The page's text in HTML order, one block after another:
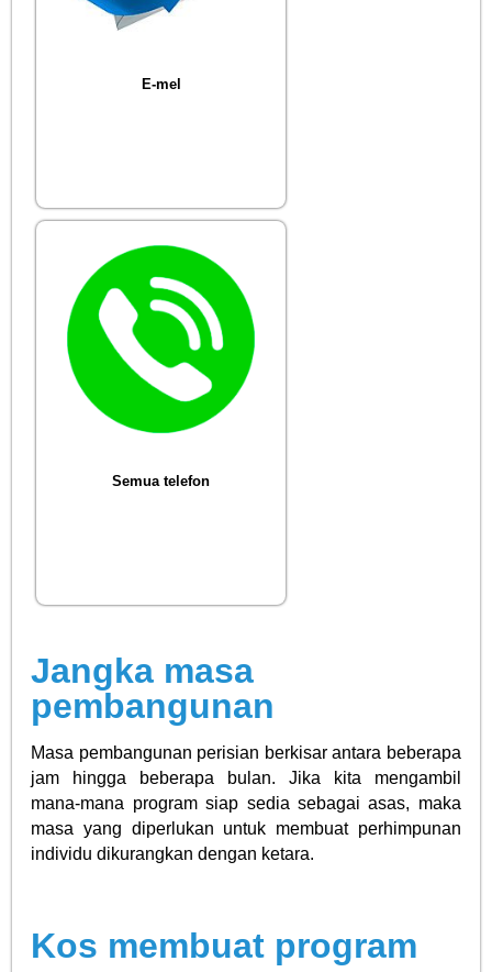
E-mel
Semua telefon
Jangka masa
pembangunan
Masa pembangunan perisian berkisar antara beberapa
jam hingga beberapa bulan. Jika kita mengambil
mana-mana program siap sedia sebagai asas, maka
masa yang diperlukan untuk membuat perhimpunan
individu dikurangkan dengan ketara.
Kos membuat program